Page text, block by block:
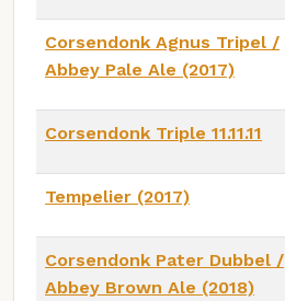
Corsendonk Agnus Tripel /
Abbey Pale Ale (2017)
Corsendonk Triple 11.11.11
Tempelier (2017)
Corsendonk Pater Dubbel /
Abbey Brown Ale (2018)